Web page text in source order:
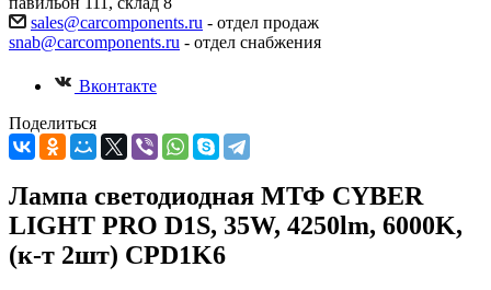
sales@carcomponents.ru - отдел продаж
snab@carcomponents.ru - отдел снабжения
Вконтакте
Поделиться
Лампа светодиодная МТФ CYBER
LIGHT PRO D1S, 35W, 4250lm, 6000K,
(к-т 2шт) CPD1K6